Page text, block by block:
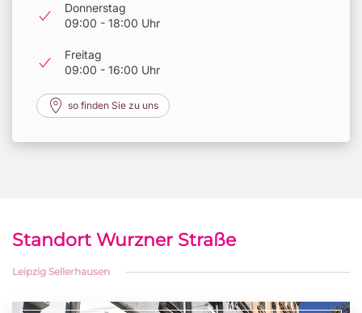
Donnerstag
09:00 - 18:00 Uhr
Freitag
09:00 - 16:00 Uhr
so finden Sie zu uns
Standort Wurzner Straße
Leipzig Sellerhausen